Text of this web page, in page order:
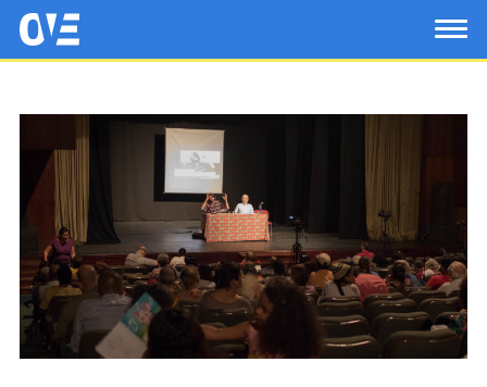
Saltar al contenido principal
OtrasVocesenEducacion.org